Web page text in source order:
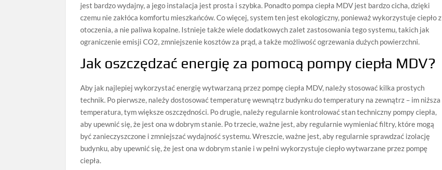
jest bardzo wydajny, a jego instalacja jest prosta i szybka. Ponadto pompa ciepła MDV jest bardzo cicha, dzięki
czemu nie zakłóca komfortu mieszkańców. Co więcej, system ten jest ekologiczny, ponieważ wykorzystuje ciepło z
otoczenia, a nie paliwa kopalne. Istnieje także wiele dodatkowych zalet zastosowania tego systemu, takich jak
ograniczenie emisji CO2, zmniejszenie kosztów za prąd, a także możliwość ogrzewania dużych powierzchni.
Jak oszczędzać energię za pomocą pompy ciepła MDV?
Aby jak najlepiej wykorzystać energię wytwarzaną przez pompę ciepła MDV, należy stosować kilka prostych
technik. Po pierwsze, należy dostosować temperaturę wewnątrz budynku do temperatury na zewnątrz – im niższa
temperatura, tym większe oszczędności. Po drugie, należy regularnie kontrolować stan techniczny pompy ciepła,
aby upewnić się, że jest ona w dobrym stanie. Po trzecie, ważne jest, aby regularnie wymieniać filtry, które mogą
być zanieczyszczone i zmniejszać wydajność systemu. Wreszcie, ważne jest, aby regularnie sprawdzać izolację
budynku, aby upewnić się, że jest ona w dobrym stanie i w pełni wykorzystuje ciepło wytwarzane przez pompę
ciepła.